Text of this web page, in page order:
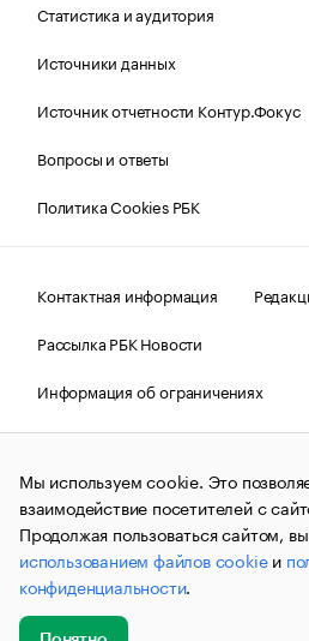
Статистика и аудитория
Источники данных
Источник отчетности Контур.Фокус
Вопросы и ответы
Политика Cookies РБК
Контактная информация
Рассылка РБК Новости
Информация об ограничениях
Правовая информация
О
© АО «РОСБИЗНЕСКОНСАЛТИНГ»,
и материалы информационного
(зарегистрировано Федеральной
связи, информационных
коммуникаций (Роскомнадзор)
№ФС77-63848) сопровождаются
публикации могут содержать
не предназначенную для
Мы используем cookie. Это
взаимодействие посетителей с
Продолжая пользоваться сайтом,
использованием файлов cookieи
конфиденциальности.